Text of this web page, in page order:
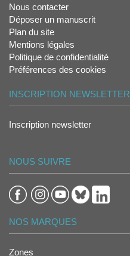
Nous contacter
Déposer un manuscrit
Plan du site
Mentions légales
Politique de confidentialité
Préférences des cookies
INSCRIPTION NEWSLETTER
Inscription newsletter
NOUS SUIVRE
NOS MARQUES
Zones